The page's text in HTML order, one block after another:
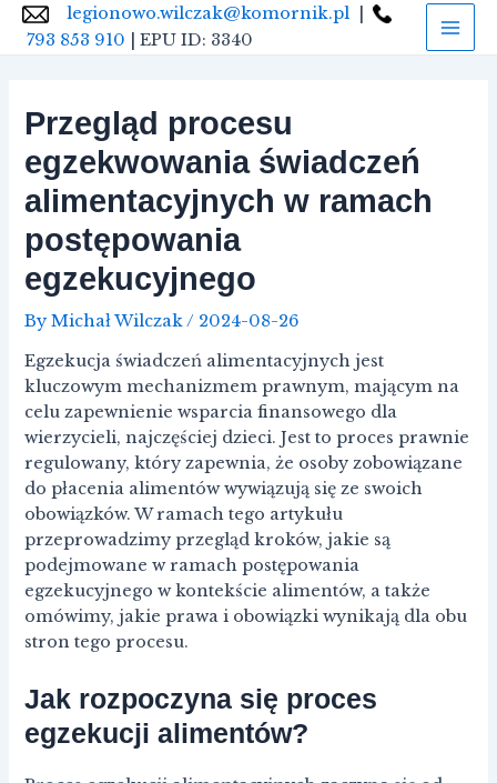
Skip
legionowo.wilczak@komornik.pl
793 853 910 | EPU ID: 3340
Przegląd procesu
egzekwowania świadczeń
alimentacyjnych w ramach
postępowania
egzekucyjnego
ByMichał Wilczak/ 2024-08-26
Egzekucja świadczeń alimentacyjnych jest
kluczowym mechanizmem prawnym, mającym na
celu zapewnienie wsparcia finansowego dla
wierzycieli, najczęściej dzieci. Jest to proces prawnie
regulowany, który zapewnia, że osoby zobowiązane
do płacenia alimentów wywiązują się ze swoich
obowiązków. W ramach tego artykułu
przeprowadzimy przegląd kroków, jakie są
podejmowane w ramach postępowania
egzekucyjnego w kontekście alimentów, a także
omówimy, jakie prawa i obowiązki wynikają dla obu
stron tego procesu.
Jak rozpoczyna się proces
egzekucji alimentów?
Nawigacja
wpisu